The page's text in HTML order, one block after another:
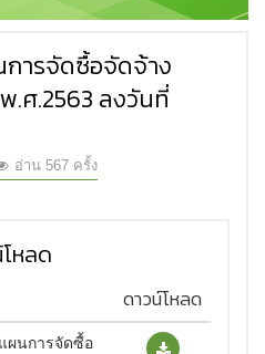
ารจัดซื้อจัดจ้าง
.ศ.2563 ลงวันที่
อ่าน 567 ครั้ง
หลด
ดาวน์โหลด
ผนการจัดซื้อ